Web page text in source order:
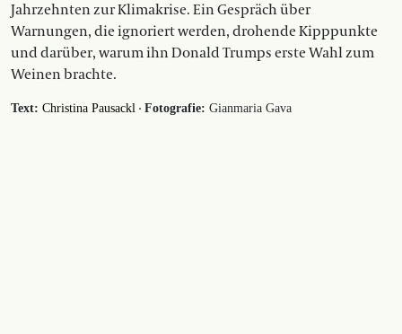
Jahrzehnten zur Klimakrise. Ein Gespräch über
Warnungen, die ignoriert werden, drohende Kipppunkte
und darüber, warum ihn Donald Trumps erste Wahl zum
Weinen brachte.
Text: Christina Pausackl · Fotografie: Gianmaria Gava